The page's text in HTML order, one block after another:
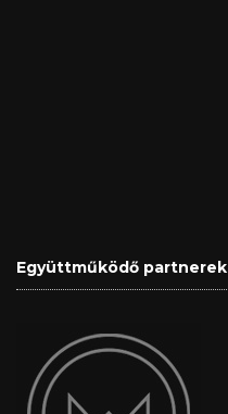
Együttműködő partnerek